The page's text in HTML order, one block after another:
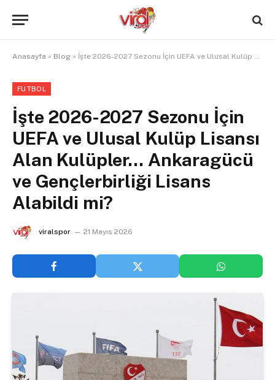
Anasayfa » Blog » İşte 2026-2027 Sezonu İçin UEFA ve Ulusal Kulüp Lisansı Alan Kulüpler… Ankaragücü ve Gençlerbirliği Lisans Alabildi mi?
FUTBOL
İşte 2026-2027 Sezonu İçin
UEFA ve Ulusal Kulüp Lisansı
Alan Kulüpler… Ankaragücü
ve Gençlerbirliği Lisans
Alabildi mi?
viralspor 21 Mayıs 2026